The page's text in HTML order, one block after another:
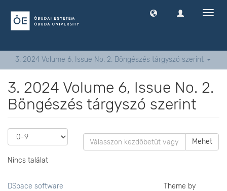
3. 2024 Volume 6, Issue No. 2. Böngészés tárgyszó szerint
3. 2024 Volume 6, Issue No. 2.
Böngészés tárgyszó szerint
Mehet
Nincs találat
DSpace software
Theme by